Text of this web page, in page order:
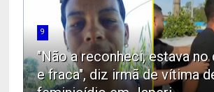
9
"Não a reconheci, estava no
e fraca", diz irmã de vítima